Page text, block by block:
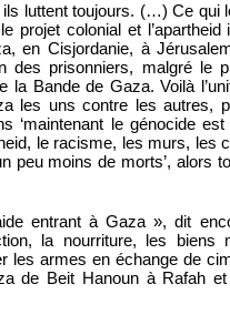
luttent toujours. (…) Ce qui
projet colonial et
en Cisjordanie, à
des prisonniers, malgré le
la Bande de Gaza. Voilà
les uns contre les autres,
le génocide
le racisme, les murs, les
peu moins de morts’, alors
entrant à Gaza », dit
la nourriture, les biens
les armes en échange de
de Beit Hanoun à Rafah